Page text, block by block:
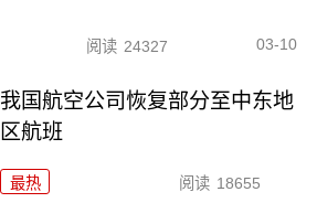
阅读 24327 03-10
我国航空公司恢复部分至中东地
区航班
最热 阅读 18655